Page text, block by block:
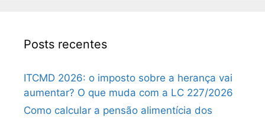
Posts recentes
ITCMD 2026: o imposto sobre a herança vai
aumentar? O que muda com a LC 227/2026
Como calcular a pensão alimentícia dos